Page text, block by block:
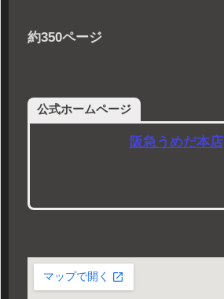
約350ページ
公式ホームページ
阪急うめだ本店